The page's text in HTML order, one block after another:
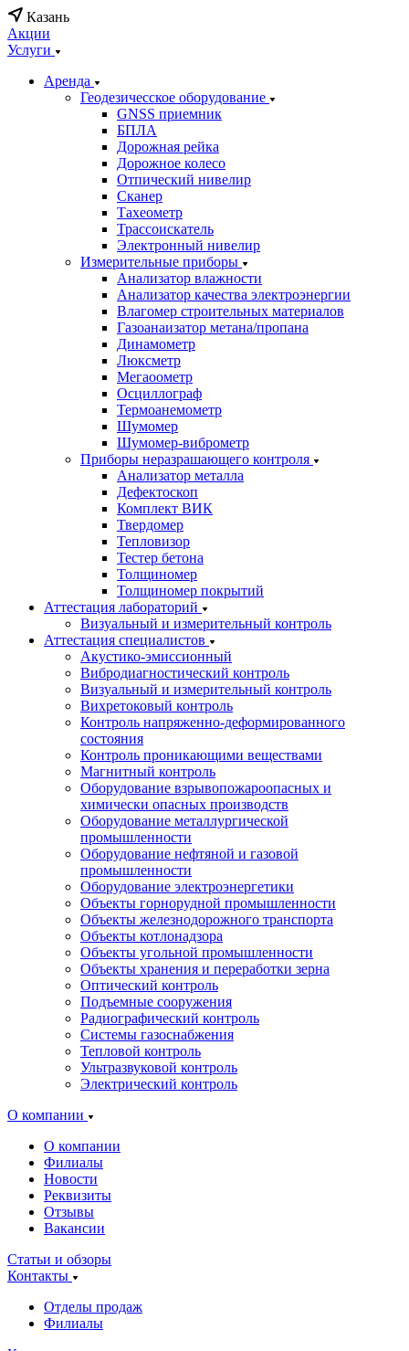
Казань
Акции
Услуги
Аренда
Геодезичесское оборудование
GNSS приемник
БПЛА
Дорожная рейка
Дорожное колесо
Отпический нивелир
Сканер
Тахеометр
Трассоискатель
Электронный нивелир
Измерительные приборы
Анализатор влажности
Анализатор качества электроэнергии
Влагомер строительных материалов
Газоанаизатор метана/пропана
Динамометр
Люксметр
Мегаоометр
Осциллограф
Термоанемометр
Шумомер
Шумомер-виброметр
Приборы неразрашающего контроля
Анализатор металла
Дефектоскоп
Комплект ВИК
Твердомер
Тепловизор
Тестер бетона
Толщиномер
Толщиномер покрытий
Аттестация лабораторий
Визуальный и измерительный контроль
Аттестация специалистов
Акустико-эмиссионный
Вибродиагностический контроль
Визуальный и измерительный контроль
Вихретоковый контроль
Контроль напряженно-деформированного
состояния
Контроль проникающими веществами
Магнитный контроль
Оборудование взрывопожароопасных и
химически опасных производств
Оборудование металлургической
промышленности
Оборудование нефтяной и газовой
промышленности
Оборудование электроэнергетики
Объекты горнорудной промышленности
Объекты железнодорожного транспорта
Объекты котлонадзора
Объекты угольной промышленности
Объекты хранения и переработки зерна
Оптический контроль
Подъемные сооружения
Радиографический контроль
Системы газоснабжения
Тепловой контроль
Ультразвуковой контроль
Электрический контроль
О компании
О компании
Филиалы
Новости
Реквизиты
Отзывы
Вакансии
Статьи и обзоры
Контакты
Отделы продаж
Филиалы